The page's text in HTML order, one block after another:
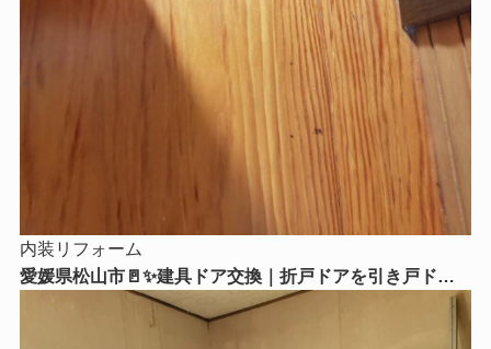
内装リフォーム
愛媛県松山市🚪✨建具ドア交換｜折戸ドアを引き戸ドア
に交換！毎日の使いやすさがグッとアップ😊🏡